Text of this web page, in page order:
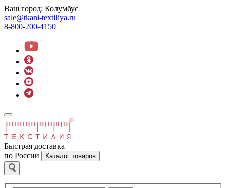
Ваш город: Колумбус
sale@tkani-textiliya.ru
8-800-200-4150
Быстрая доставка
по России
Каталог товаров